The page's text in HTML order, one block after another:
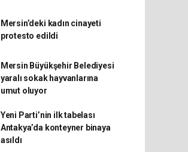
Mersin’deki kadın cinayeti
protesto edildi
Mersin Büyükşehir Belediyesi
yaralı sokak hayvanlarına
umut oluyor
Yeni Parti’nin ilk tabelası
Antakya’da konteyner binaya
asıldı